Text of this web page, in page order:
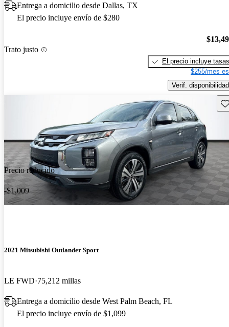
Entrega a domicilio desde Dallas, TX
El precio incluye envío de $280
Trato justo
El precio incluye tasas
$255/mes
Verif. disponibilidad
Precio reducido
-$1,009
2021 Mitsubishi Outlander Sport
LE FWD 75,212 millas
Entrega a domicilio desde West Palm Beach, FL
El precio incluye envío de $1,099